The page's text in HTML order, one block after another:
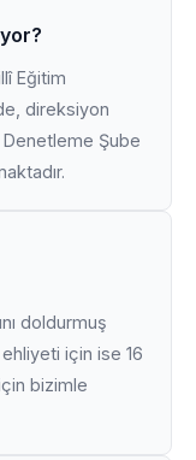
Eğitim
direksiyon
Denetleme Şube
doldurmuş
için ise 16
bizimle